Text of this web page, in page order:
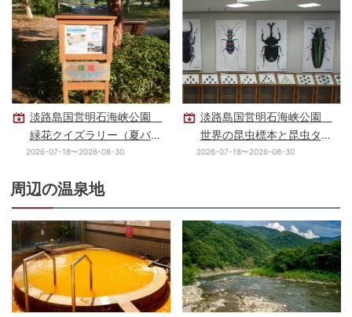
淡路島国営明石海峡公園
緑花クイズラリー（夏バー
ジョン）
2026-07-18〜2026-08-30
淡路島国営明石海峡公園
世界の昆虫標本と昆虫タペ
ストリーの展示
2026-07-18〜2026-08-30
周辺の温泉地